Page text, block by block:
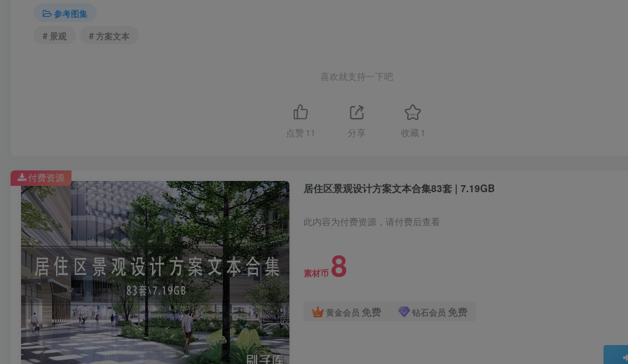
现代宅园居所+润享家住宅大区景观方案文本.pdf
现代新中式住宅展示区景观方案设计.pdf
现代自然+智能运动住宅大区景观设计方案.pdf
现代隐奢+都市艺术住宅景观深化方案.pdf
现代风格+曲水流觞山水湖景观设计.pdf
现代风格+精致生活住宅景观方案设计.pdf
现代风格+院落式住宅大区景观方案设计.pdf
疏林造景+大湖社区住宅景观方案设计文本.pdf
石头古城+现代中式风格住宅展示区规划设计.pdf
私享高定+品质内涵居住区景观设计.pdf
竹林飒响+琴声穿云住宅示范区景观设计方案.pdf
参考图集
# 景观
# 方案文本
喜欢就支持一下吧
点赞 11 分享 收藏 1
居住区景观设计方案文本合集83套 | 7.19GB
此内容为付费资源，请付费后查看
素材币 8
黄金会员 免费 钻石会员 免费
付费资源